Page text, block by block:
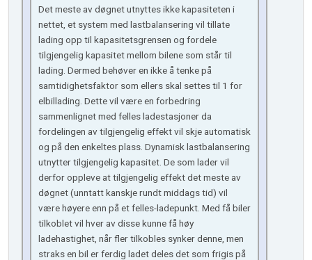
Det meste av døgnet utnyttes ikke kapasiteten i
nettet, et system med lastbalansering vil tillate
lading opp til kapasitetsgrensen og fordele
tilgjengelig kapasitet mellom bilene som står til
lading. Dermed behøver en ikke å tenke på
samtidighetsfaktor som ellers skal settes til 1 for
elbillading. Dette vil være en forbedring
sammenlignet med felles ladestasjoner da
fordelingen av tilgjengelig effekt vil skje automatisk
og på den enkeltes plass. Dynamisk lastbalansering
utnytter tilgjengelig kapasitet. De som lader vil
derfor oppleve at tilgjengelig effekt det meste av
døgnet (unntatt kanskje rundt middags tid) vil
være høyere enn på et felles-ladepunkt. Med få biler
tilkoblet vil hver av disse kunne få høy
ladehastighet, når fler tilkobles synker denne, men
straks en bil er ferdig ladet deles det som frigis på